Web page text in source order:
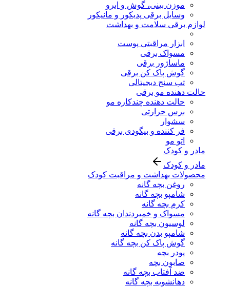
موزن بینی، گوش و ابرو
وسایل برقی پدیکور و مانیکور
لوازم برقی سلامت و بهداشت
ابزار مراقبتی پوست
مسواک برقی
ماساژور برقی
گوش پاک کن برقی
تب سنج دیجیتالی
حالت دهنده مو برقی
حالت دهنده چندکاره مو
برس حرارتی
سشوار
فر کننده و بیگودی برقی
اتو مو
مادر و کودک
مادر و کودک
محصولات بهداشت و مراقبت کودک
روغن بچه گانه
شامپو بچه گانه
کرم بچه گانه
مسواک و خمیردندان بچه گانه
لوسیون بچه گانه
شامپو بدن بچه گانه
گوش پاک کن بچه گانه
پودر بچه
صابون بچه
ضد آفتاب بچه گانه
دهانشویه بچه گانه